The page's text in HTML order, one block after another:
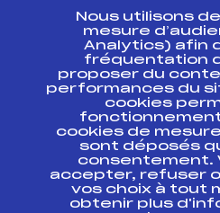
Ressources
Pass’Neige
Projet sportif fédéral
Projet de
Antidopage
Pôle Développement,
Scientifique
Listes ministérielles
Nous utilisons
mesure
Analytics) afin
fréquentation
proposer du
performances du
cookies
cookies de
sont déposés
consentement.
accepter, refuser
vos choix à tout
obtenir plus